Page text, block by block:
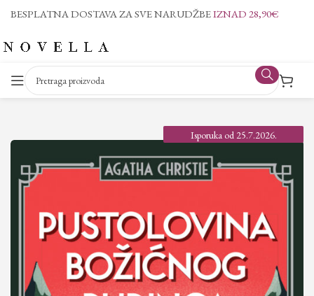
BESPLATNA DOSTAVA ZA SVE NARUDŽBEIZNAD 28,90€
Isporuka od 25.7.2026.